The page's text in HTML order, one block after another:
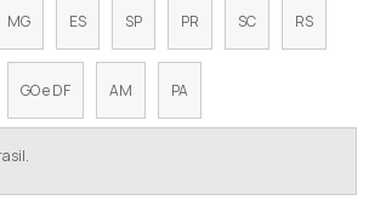
MG ES SP PR SC RS
GO e DF AM PA